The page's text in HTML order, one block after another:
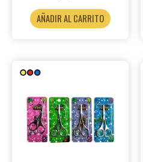
AÑADIR AL CARRITO